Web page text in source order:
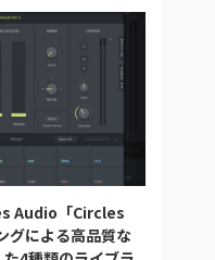
Audio「Circles
グによる高品質な